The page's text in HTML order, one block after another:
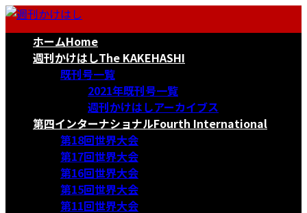
コ
ナ
ホームHome
週刊かけはしThe KAKEHASHI
既刊号一覧
2021年既刊号一覧
週刊かけはしアーカイブス
第四インターナショナルFourth International
第18回世界大会
第17回世界大会
第16回世界大会
第15回世界大会
第11回世界大会